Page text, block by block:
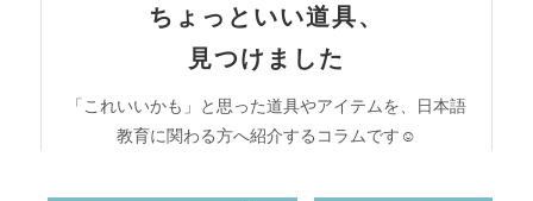
ちょっといい道具、
見つけました
「これいいかも」と思った道具やアイテムを、日本語
教育に関わる方へ紹介するコラムです☺︎